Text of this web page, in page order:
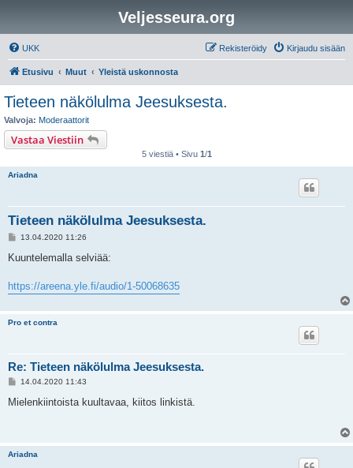
Veljesseura.org
UKK Kirjaudu sisään
Rekisteröidy
Etusivu Muut Yleistä uskonnosta
Tieteen näkölulma Jeesuksesta.
Valvoja: Moderaattorit
Vastaa Viestiin
5 viestiä • Sivu 1/1
Ariadna
Tieteen näkölulma Jeesuksesta.
V
e
i
13.04.2020 11:26
Kuuntelemalla selviää:
https://areena.yle.fi/audio/1-50068635
Pro et contra
Re: Tieteen näkölulma Jeesuksesta.
V
e
14.04.2020 11:43
Mielenkiintoista kuultavaa, kiitos linkistä.
Ariadna